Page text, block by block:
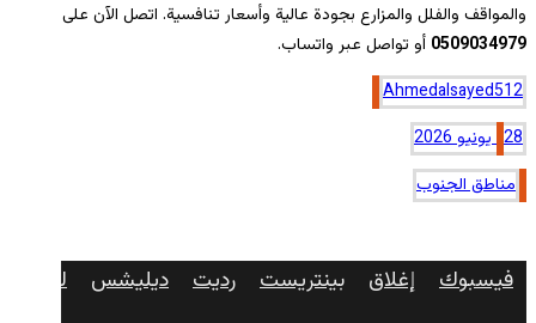
والمواقف والفلل والمزارع بجودة عالية وأسعار تنافسية. اتصل الآن على
0509034979 أو تواصل عبر واتساب.
Ahmedalsayed512
28 يونيو 2026
مناطق الجنوب
فيسبوك إغلاق بينتريست رديت ديليشس لينكدإن